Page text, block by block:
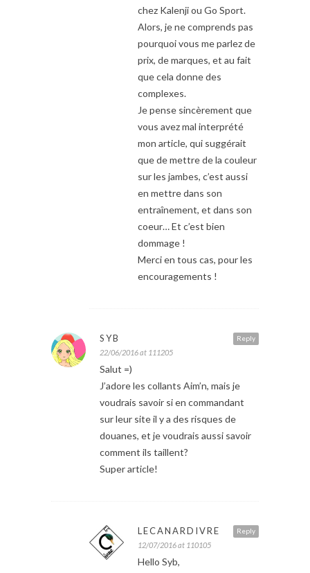
chez Kalenji ou Go Sport.
Alors, je ne comprends pas
pourquoi vous me parlez de
prix, de marques, et au fait
que cela donne des
complexes.
Je pense sincèrement que
vous avez mal interprété
mon article, qui suggérait
que de mettre de la couleur
sur les jambes, c’est aussi
en mettre dans son
entraînement, et dans son
coeur… Et c’est bien
dommage !
Merci en tous cas, pour les
encouragements !
Reply
SYB
22/06/2016 at 111205
Salut =)
J’adore les collants Aim’n, mais je
voudrais savoir si en commandant
sur leur site il y a des risques de
douanes, et je voudrais aussi savoir
comment ils taillent?
Super article!
Reply
LECANARDIVRE
12/07/2016 at 110105
Hello Syb,